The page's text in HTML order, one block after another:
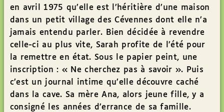
en avril 1975 qu’elle est l’héritière d’une maison
dans un petit village des Cévennes dont elle n’a
jamais entendu parler. Bien décidée à revendre
celle-ci au plus vite, Sarah profite de l’été pour
la remettre en état. Sous le papier peint, une
inscription : « Ne cherchez pas à savoir ». Puis
c’est un journal intime qu’elle découvre caché
dans la cave. Sa mère Ana, alors jeune fille, y a
consigné les années d’errance de sa famille.